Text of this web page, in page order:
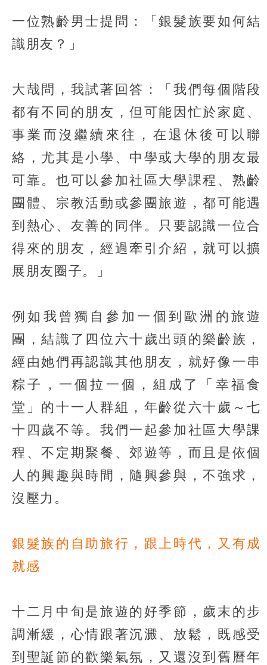
一位熟齡男士提問：「銀髮族要如何結
識朋友？」
大哉問，我試著回答：「我們每個階段
都有不同的朋友，但可能因忙於家庭、
事業而沒繼續來往，在退休後可以聯
絡，尤其是小學、中學或大學的朋友最
可靠。也可以參加社區大學課程、熟齡
團體、宗教活動或參團旅遊，都可能遇
到熱心、友善的同伴。只要認識一位合
得來的朋友，經過牽引介紹，就可以擴
展朋友圈子。」
例如我曾獨自參加一個到歐洲的旅遊
團，結識了四位六十歲出頭的樂齡族，
經由她們再認識其他朋友，就好像一串
粽子，一個拉一個，組成了「幸福食
堂」的十一人群組，年齡從六十歲～七
十四歲不等。我們一起參加社區大學課
程、不定期聚餐、郊遊等，而且是依個
人的興趣與時間，隨興參與，不強求，
沒壓力。
銀髮族的自助旅行，跟上時代，又有成
就感
十二月中旬是旅遊的好季節，歲末的步
調漸緩，心情跟著沉澱、放鬆，既感受
到聖誕節的歡樂氣氛，又還沒到舊曆年